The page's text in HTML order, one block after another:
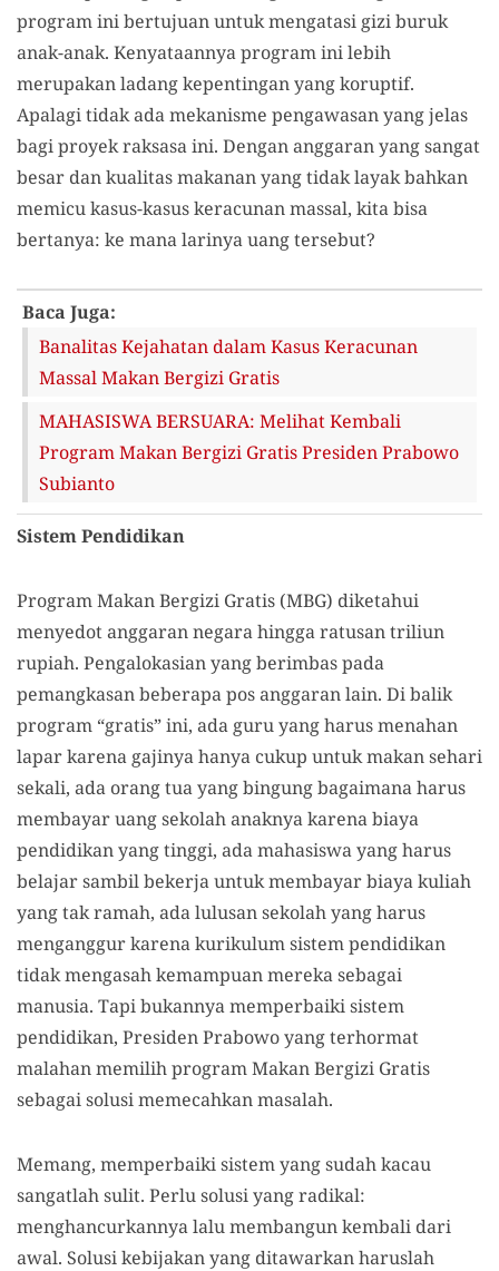
program ini bertujuan untuk mengatasi gizi buruk
anak-anak. Kenyataannya program ini lebih
merupakan ladang kepentingan yang koruptif.
Apalagi tidak ada mekanisme pengawasan yang jelas
bagi proyek raksasa ini. Dengan anggaran yang sangat
besar dan kualitas makanan yang tidak layak bahkan
memicu kasus-kasus keracunan massal, kita bisa
bertanya: ke mana larinya uang tersebut?
Baca Juga:
Banalitas Kejahatan dalam Kasus Keracunan
Massal Makan Bergizi Gratis
MAHASISWA BERSUARA: Melihat Kembali
Program Makan Bergizi Gratis Presiden Prabowo
Subianto
Sistem Pendidikan
Program Makan Bergizi Gratis (MBG) diketahui
menyedot anggaran negara hingga ratusan triliun
rupiah. Pengalokasian yang berimbas pada
pemangkasan beberapa pos anggaran lain. Di balik
program “gratis” ini, ada guru yang harus menahan
lapar karena gajinya hanya cukup untuk makan sehari
sekali, ada orang tua yang bingung bagaimana harus
membayar uang sekolah anaknya karena biaya
pendidikan yang tinggi, ada mahasiswa yang harus
belajar sambil bekerja untuk membayar biaya kuliah
yang tak ramah, ada lulusan sekolah yang harus
menganggur karena kurikulum sistem pendidikan
tidak mengasah kemampuan mereka sebagai
manusia. Tapi bukannya memperbaiki sistem
pendidikan, Presiden Prabowo yang terhormat
malahan memilih program Makan Bergizi Gratis
sebagai solusi memecahkan masalah.
Memang, memperbaiki sistem yang sudah kacau
sangatlah sulit. Perlu solusi yang radikal:
menghancurkannya lalu membangun kembali dari
awal. Solusi kebijakan yang ditawarkan haruslah